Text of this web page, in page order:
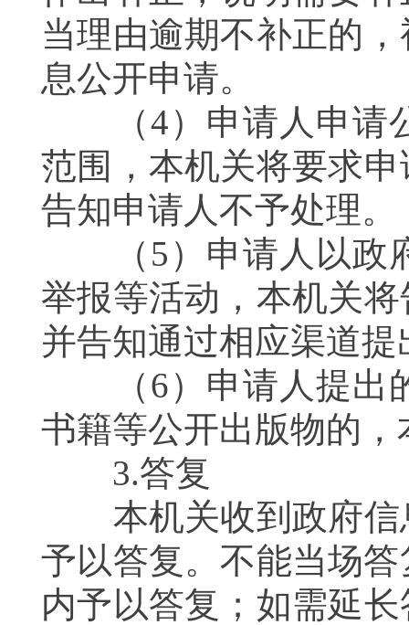
当理由逾期不补正的
息公开申请。
（4）申请人申请公
范围，本机关将要求
告知申请人不予处理。
（5）申请人以政府
举报等活动，本机关
并告知通过相应渠道提
（6）申请人提出的
书籍等公开出版物的
3.答复
本机关收到政府信
予以答复。不能当场
内予以答复；如需延